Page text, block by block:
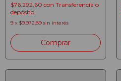
$76.292,60 con Transferencia o
depósito
9 x $9.972,89 sin interés